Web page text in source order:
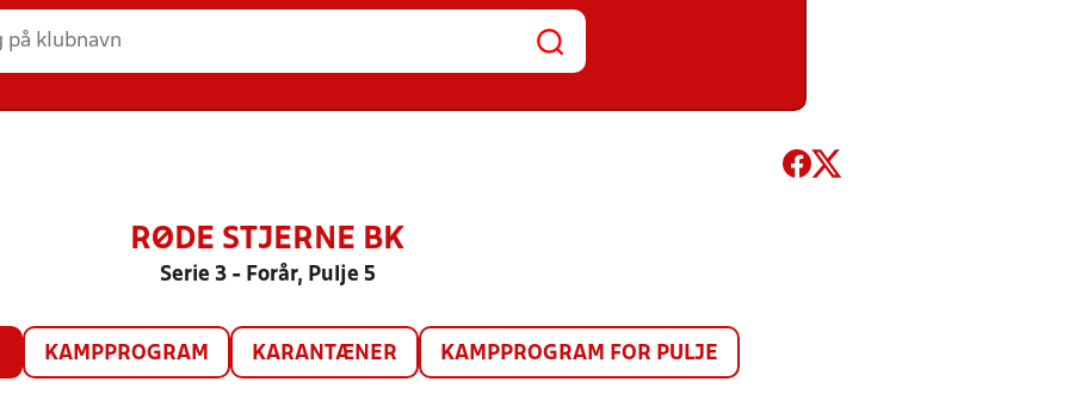
RØDE STJERNE BK
Serie 3 - Forår, Pulje 5
KAMPPROGRAM KARANTÆNER KAMPPROGRAM FOR PULJE